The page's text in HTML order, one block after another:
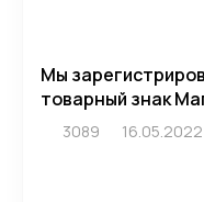
Мы
товарный знак
3089 16.05.2022